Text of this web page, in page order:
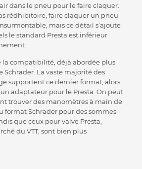
dans le pneu pour le faire claquer.
rédhibitoire, faire claquer un pneu
mais ce détail s’ajoute
le standard Presta est inférieur
la compatibilité, déjà abordée plus
Schrader. La vaste majorité des
supportent ce dernier format, alors
adaptateur pour le Presta. On peut
trouver des manomètres à main de
format Schrader pour des sommes
que ceux pour valve Presta,
du VTT, sont bien plus